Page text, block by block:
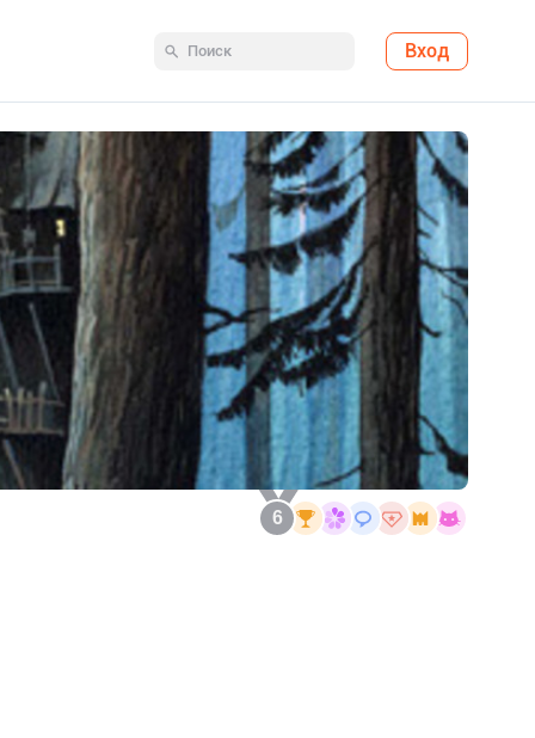
Вход
6